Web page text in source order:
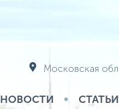
Московская обл
НОВОСТИ СТАТЬИ